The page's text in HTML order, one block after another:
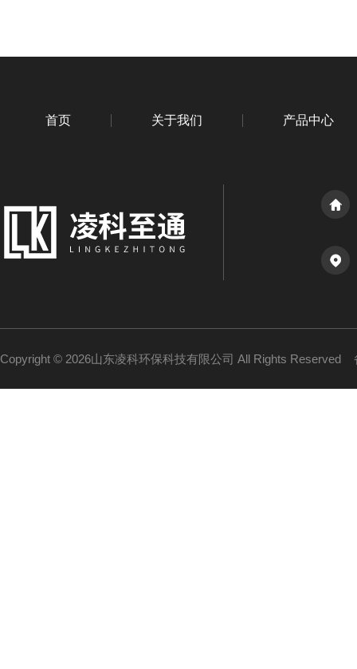
首页 关于我们 产品中心
Copyright © 2026山东凌科环保科技有限公司 All Rights Reserved